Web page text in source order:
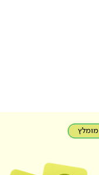
מומלץ